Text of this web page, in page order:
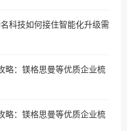
科技如何接住智能化升级需
略：镁格思曼等优质企业梳
略：镁格思曼等优质企业梳